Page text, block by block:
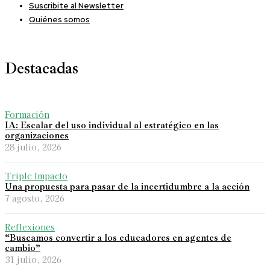
Suscribite al Newsletter
Quiénes somos
Destacadas
Formación
IA: Escalar del uso individual al estratégico en las
organizaciones
28 julio, 2026
Triple Impacto
Una propuesta para pasar de la incertidumbre a la acción
7 agosto, 2026
Reflexiones
“Buscamos convertir a los educadores en agentes de
cambio”
31 julio, 2026